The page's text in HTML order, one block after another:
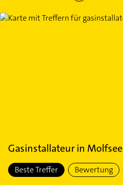
Gasinstallateurin Molfsee
Beste Treffer Bewertung